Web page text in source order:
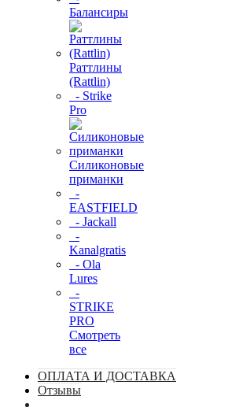
Балансиры
Раттлины
(Rattlin)
- Strike
Pro
Силиконовые
приманки
-
EASTFIELD
- Jackall
-
Kanalgratis
- Ola
Lures
-
STRIKE
PRO
Смотреть
все
ОПЛАТА И ДОСТАВКА
Отзывы